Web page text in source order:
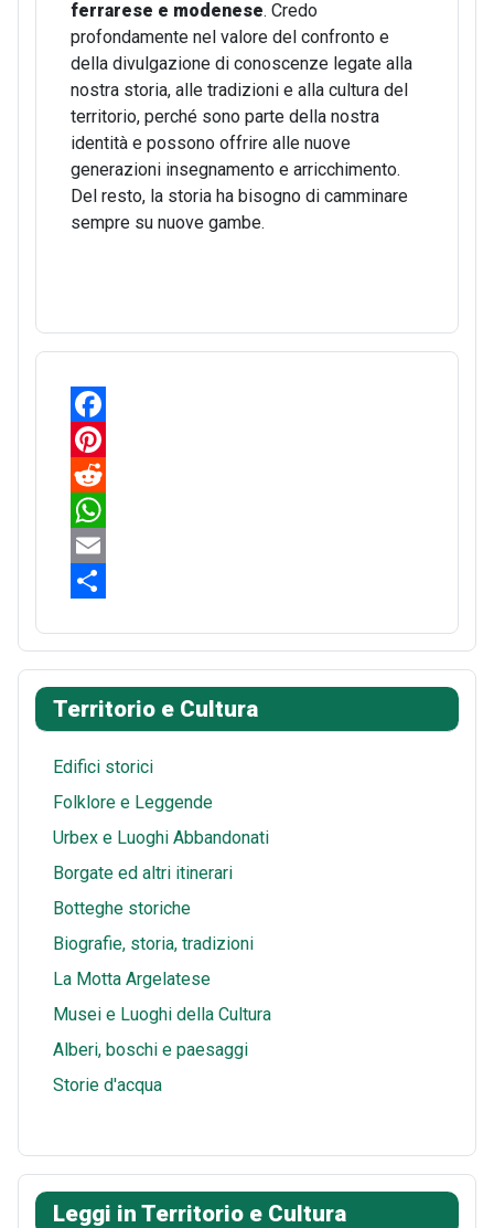
ferrarese e modenese. Credo
profondamente nel valore del confronto e
della divulgazione di conoscenze legate alla
nostra storia, alle tradizioni e alla cultura del
territorio, perché sono parte della nostra
identità e possono offrire alle nuove
generazioni insegnamento e arricchimento.
Del resto, la storia ha bisogno di camminare
sempre su nuove gambe.
F
a
c
e
b
o
k
P
n
r
e
s
t
R
e
d
i
t
W
h
t
s
A
p
p
E
a
i
l
h
a
r
e
Territorio e Cultura
Edifici storici
Folklore e Leggende
Urbex e Luoghi Abbandonati
Borgate ed altri itinerari
Botteghe storiche
Biografie, storia, tradizioni
La Motta Argelatese
Musei e Luoghi della Cultura
Alberi, boschi e paesaggi
Storie d'acqua
Leggi in Territorio e Cultura